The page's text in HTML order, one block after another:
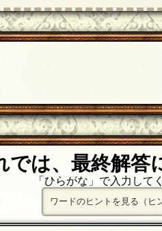
では、最終解答
「ひらがな」で入力して
ワードのヒントを見る（ヒ